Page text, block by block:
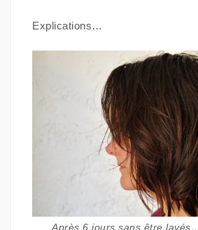
Explications…
Après 6 jours sans être